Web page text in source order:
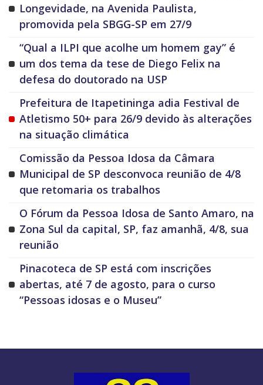
Longevidade, na Avenida Paulista,
promovida pela SBGG-SP em 27/9
“Qual a ILPI que acolhe um homem gay” é
um dos tema da tese de Diego Felix na
defesa do doutorado na USP
Prefeitura de Itapetininga adia Festival de
Atletismo 50+ para 26/9 devido às alterações
na situação climática
Comissão da Pessoa Idosa da Câmara
Municipal de SP desconvoca reunião de 4/8
que retomaria os trabalhos
O Fórum da Pessoa Idosa de Santo Amaro, na
Zona Sul da capital, SP, faz amanhã, 4/8, sua
reunião
Pinacoteca de SP está com inscrições
abertas, até 7 de agosto, para o curso
“Pessoas idosas e o Museu”